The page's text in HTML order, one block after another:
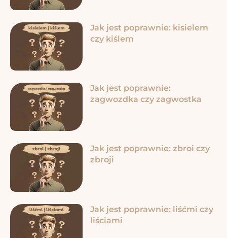
Jak jest poprawnie: kisielem
czy kiślem
Jak jest poprawnie:
zagwozdka czy zagwostka
Jak jest poprawnie: zbroi czy
zbroji
Jak jest poprawnie: liśćmi czy
liściami